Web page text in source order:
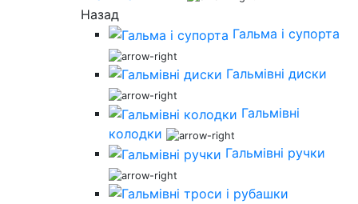
Назад
Гальма і супорта
Гальмівні диски
Гальмівні
колодки
Гальмівні ручки